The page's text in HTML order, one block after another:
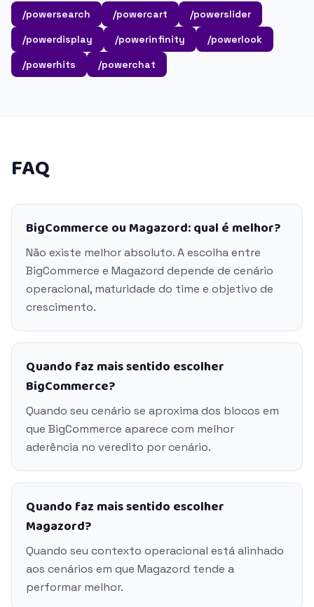
/powersearch /powercart
/powerslider
/powerdisplay
/powerinfinity
/powerlook
/powerhits
/powerchat
FAQ
BigCommerce ou Magazord: qual é melhor?
Não existe melhor absoluto. A escolha entre
BigCommerce e Magazord depende de cenário
operacional, maturidade do time e objetivo de
crescimento.
Quando faz mais sentido escolher
BigCommerce?
Quando seu cenário se aproxima dos blocos em
que BigCommerce aparece com melhor
aderência no veredito por cenário.
Quando faz mais sentido escolher
Magazord?
Quando seu contexto operacional está alinhado
aos cenários em que Magazord tende a
performar melhor.